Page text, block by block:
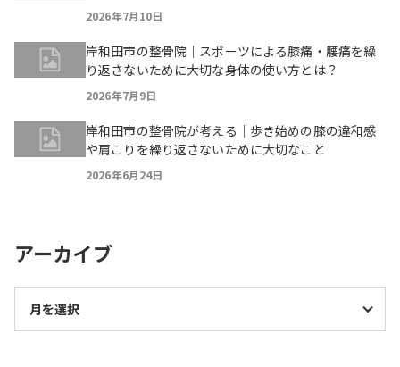
2026年7月10日
岸和田市の整骨院｜スポーツによる膝痛・腰痛を繰
り返さないために大切な身体の使い方とは？
2026年7月9日
岸和田市の整骨院が考える｜歩き始めの膝の違和感
や肩こりを繰り返さないために大切なこと
2026年6月24日
アーカイブ